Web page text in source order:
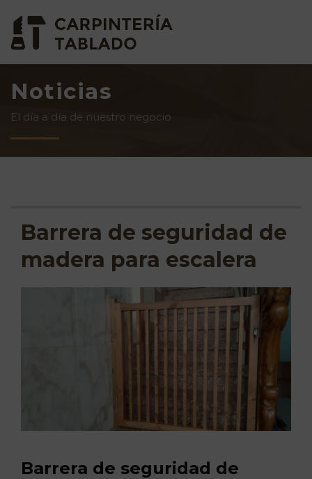
Noticias
El día a día de nuestro negocio
Barrera de seguridad de
madera para escalera
Barrera de seguridad de